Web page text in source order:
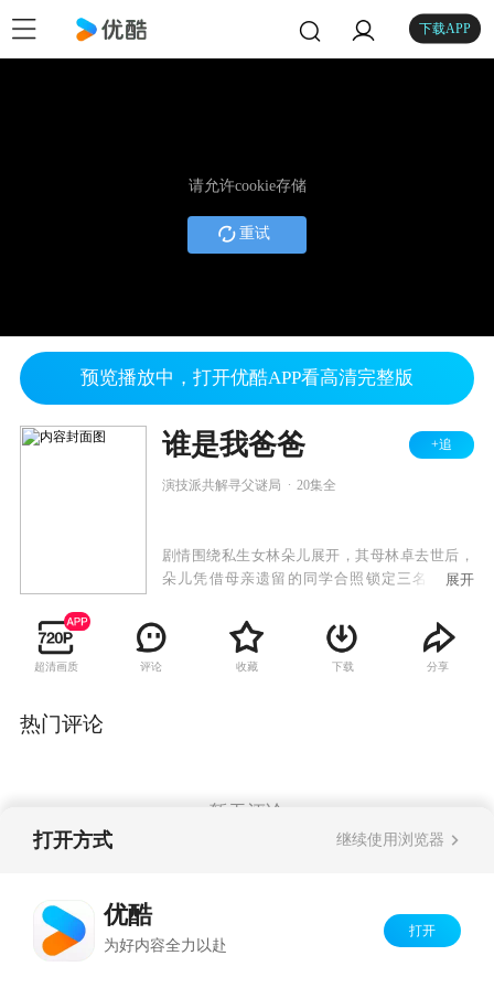
下载APP
请允许cookie存储
重试
预览播放中，打开优酷APP看高清完整版
谁是我爸爸 +追
演技派共解寻父谜局 20集全
剧情围绕私生女林朵儿展开，其母林卓去世后，
朵儿凭借母亲遗留的同学合照锁定三名嫌疑人
师王奇。她以复仇姿态闯入三人生活，引发三个
家庭的情感震荡。随着朵儿罹患尿毒症的真相曝
光，三位男性陷入抉择：颜效锋放弃仕途承认父
展开
超清画质 评论 收藏 下载 分享
热门评论
暂无评论
打开方式 继续使用浏览器
优酷
为好内容全力以赴
打开